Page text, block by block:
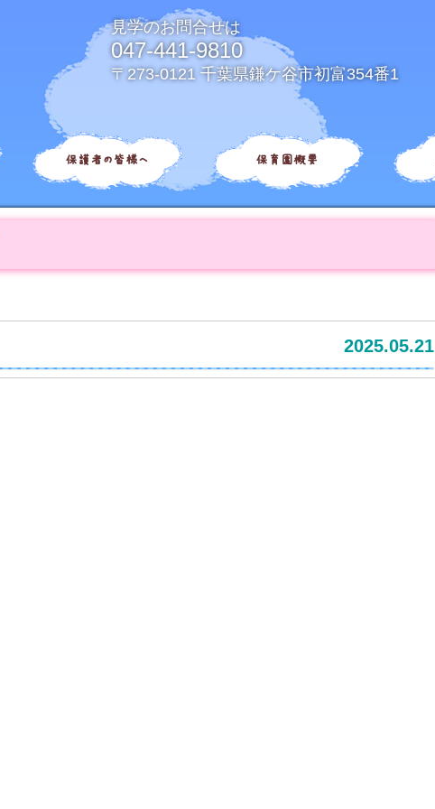
見学のお問合せは
047-441-9810
〒273-0121 千葉県鎌ケ谷市初富354番1
保護者の皆様へ 保育園概要
2025.05.21